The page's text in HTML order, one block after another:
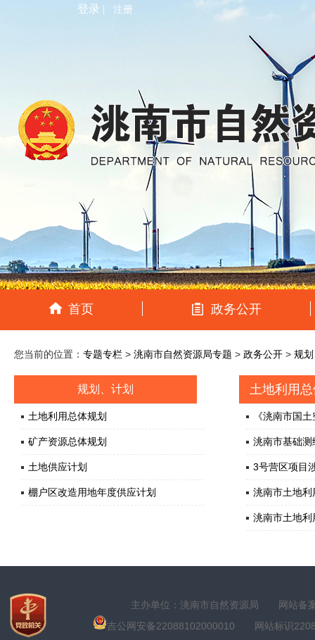
登录 | 注册
首页 政务公开
您当前的位置： 专题专栏 > 洮南市自然资源局专题 > 政务公开 > 规
规划、计划
土地利用总体规划
矿产资源总体规划
土地供应计划
棚户区改造用地年度供应计划
土地利用
《洮南市国
洮南市基础测
3号营区项目
洮南市土地
洮南市土地
主办单位：洮南市自然资源局
网站备
吉公网安备22088102000010 网站标识